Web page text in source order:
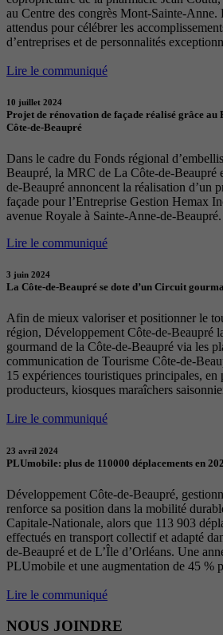
au Centre des congrès Mont-Sainte-
attendus pour célébrer les
d’entreprises et de personnalités
Lire le communiqué
10 juillet 2024
Projet de rénovation de façade réalisé grâce au
Côte-de-Beaupré
Dans le cadre du Fonds régional
Beaupré, la MRC de La Côte-de-Beaupré
de-Beaupré annoncent la réalisation d’un
façade pour l’Entreprise Gestion Hemax
avenue Royale à Sainte-Anne-de-Beaupré.
Lire le communiqué
3 juin 2024
La Côte-de-Beaupré se dote d’un Circuit
Afin de mieux valoriser et positionner le
région, Développement Côte-de-Beaupré
gourmand de la Côte-de-Beaupré via les
communication de Tourisme Côte-de-
15 expériences touristiques principales, en
producteurs, kiosques maraîchers
Lire le communiqué
23 avril 2024
PLUmobile: plus de 110000 déplacements en
Développement Côte-de-Beaupré,
renforce sa position dans la mobilité
Capitale-Nationale, alors que 113 903
effectués en transport collectif et adapté
de-Beaupré et de L’Île d’Orléans. Une
PLUmobile et une augmentation de 45 %
Lire le communiqué
NOUS JOINDRE